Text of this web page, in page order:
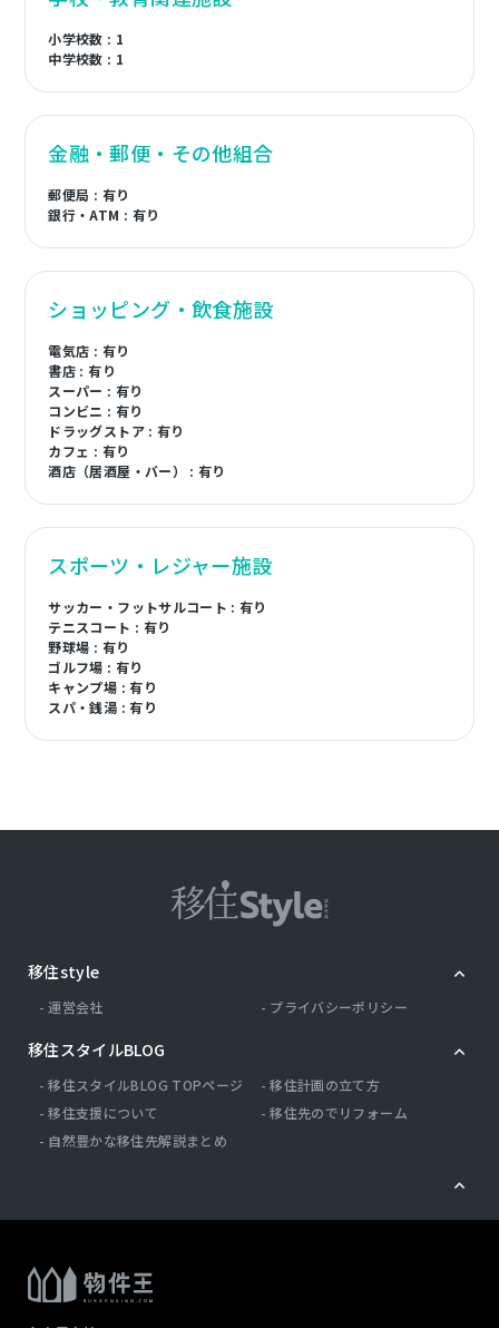
小学校数 : 1
中学校数 : 1
金融・郵便・その他組合
郵便局 : 有り
銀行・ATM : 有り
ショッピング・飲食施設
電気店 : 有り
書店 : 有り
スーパー : 有り
コンビニ : 有り
ドラッグストア : 有り
カフェ : 有り
酒店（居酒屋・バー） : 有り
スポーツ・レジャー施設
サッカー・フットサルコート : 有り
テニスコート : 有り
野球場 : 有り
ゴルフ場 : 有り
キャンプ場 : 有り
スパ・銭湯 : 有り
移住style
運営会社 プライバシーポリシー
移住スタイルBLOG
移住スタイルBLOG TOPページ
移住計画の立て方
移住支援について
移住先のでリフォーム
自然豊かな移住先解説まとめ